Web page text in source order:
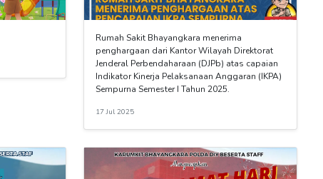
Rumah Sakit Bhayangkara menerima
penghargaan dari Kantor Wilayah Direktorat
Jenderal Perbendaharaan (DJPb) atas capaian
Indikator Kinerja Pelaksanaan Anggaran (IKPA)
Sempurna Semester I Tahun 2025.
17 Jul 2025